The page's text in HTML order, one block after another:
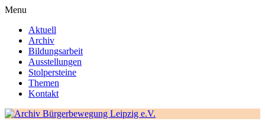
Menu
Aktuell
Archiv
Bildungsarbeit
Ausstellungen
Stolpersteine
Themen
Kontakt